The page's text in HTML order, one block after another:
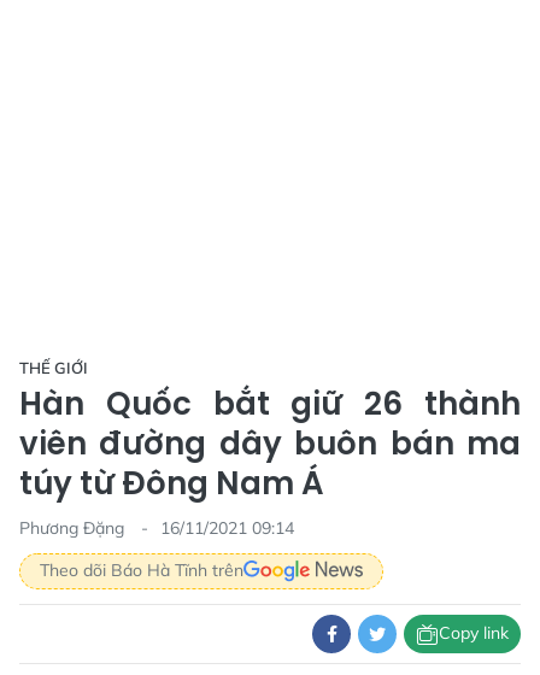
THẾ GIỚI
Hàn Quốc bắt giữ 26 thành
viên đường dây buôn bán ma
túy từ Đông Nam Á
Phương Đặng
16/11/2021 09:14
Theo dõi Báo Hà Tĩnh trên
Copy link